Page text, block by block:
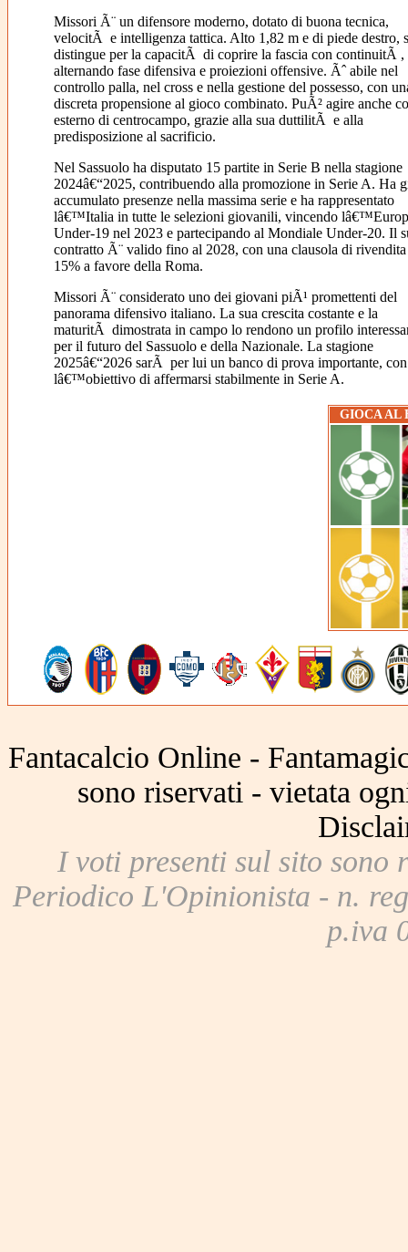
Missori Ã¨ un difensore moderno, dotato di buona tecnica,
velocitÃ e intelligenza tattica. Alto 1,82 m e di piede destro,
distingue per la capacitÃ di coprire la fascia con continuitÃ ,
alternando fase difensiva e proiezioni offensive. Ãˆ abile nel
controllo palla, nel cross e nella gestione del possesso, con
discreta propensione al gioco combinato. PuÃ² agire anche
esterno di centrocampo, grazie alla sua duttilitÃ e alla
predisposizione al sacrificio.
Nel Sassuolo ha disputato 15 partite in Serie B nella stagione
2024â€“2025, contribuendo alla promozione in Serie A. Ha
accumulato presenze nella massima serie e ha rappresentato
lâ€™Italia in tutte le selezioni giovanili, vincendo
Under-19 nel 2023 e partecipando al Mondiale Under-20. Il
contratto Ã¨ valido fino al 2028, con una clausola di
15% a favore della Roma.
Missori Ã¨ considerato uno dei giovani piÃ¹ promettenti del
panorama difensivo italiano. La sua crescita costante e la
maturitÃ dimostrata in campo lo rendono un profilo
per il futuro del Sassuolo e della Nazionale. La stagione
2025â€“2026 sarÃ per lui un banco di prova importante, con
lâ€™obiettivo di affermarsi stabilmente in Serie A.
GIOCA AL
Fantacalcio Online -
sono riservati - vietata
I voti presenti sul sito sono
Periodico L'Opinionista - n.
p.iva